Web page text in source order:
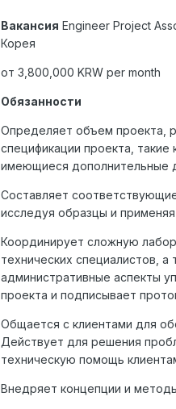
Вакансия Engineer Project
Корея
от 3,800,000 KRW per month
Обязанности
Определяет объем проекта,
спецификации проекта, такие
имеющиеся дополнительные
Составляет
исследуя образцы и
Координирует сложную
технических специалистов,
административные аспекты
проекта и подписывает
Общается с клиентами для
Действует для решения
техническую помощь
Внедряет концепции и